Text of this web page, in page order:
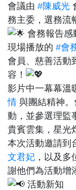
會議由 #陳威光
務主委，選務流
會務報告感
現場播放的 #會
會員、慈善活動
容！
影片中一幕幕溫
情 與團結精神
動，並參選理監
貴賓雲集，星光
本次活動邀請到
文君妃 ，以及多
謝他們為活動增
活動新知